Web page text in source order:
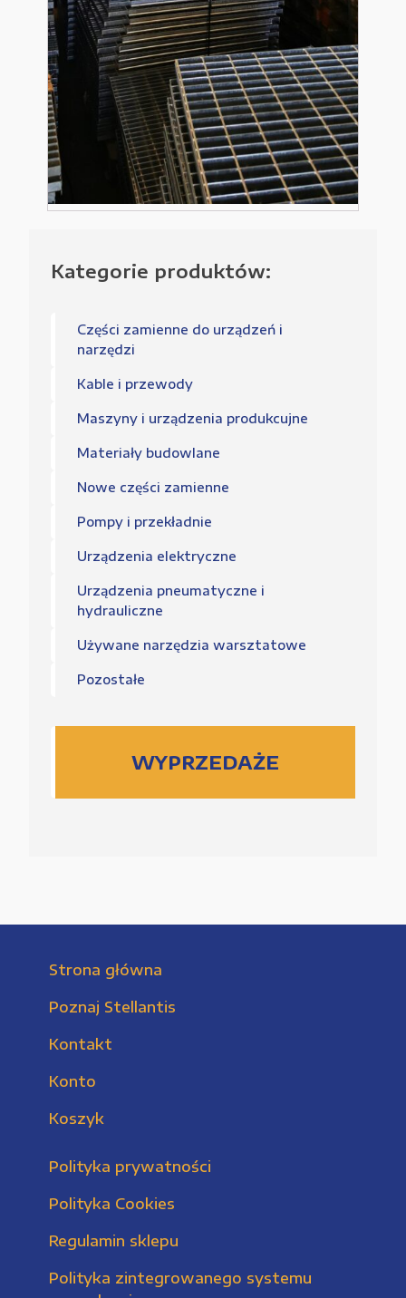
Kategorie produktów:
Części zamienne do urządzeń i
narzędzi
Kable i przewody
Maszyny i urządzenia produkcujne
Materiały budowlane
Nowe części zamienne
Pompy i przekładnie
Urządzenia elektryczne
Urządzenia pneumatyczne i
hydrauliczne
Używane narzędzia warsztatowe
Pozostałe
WYPRZEDAŻE
Strona główna
Poznaj Stellantis
Kontakt
Konto
Koszyk
Polityka prywatności
Polityka Cookies
Regulamin sklepu
Polityka zintegrowanego systemu